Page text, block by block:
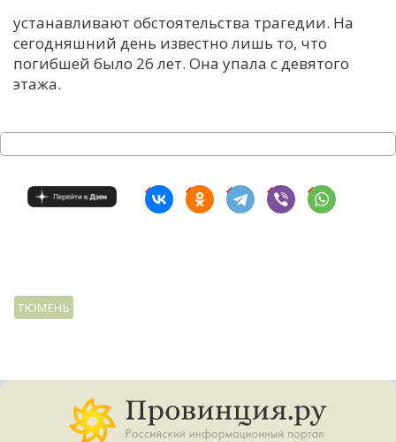
Е
С
Я
устанавливают обстоятельства трагедии. На
сегодняшний день известно лишь то, что
погибшей было 26 лет. Она упала с девятого
этажа.
ТЮМЕНЬ